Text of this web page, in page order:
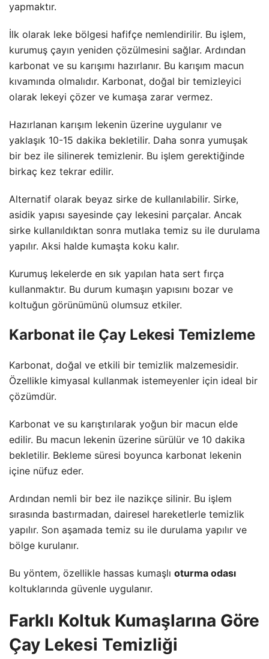
yapmaktır.
İlk olarak leke bölgesi hafifçe nemlendirilir. Bu işlem,
kurumuş çayın yeniden çözülmesini sağlar. Ardından
karbonat ve su karışımı hazırlanır. Bu karışım macun
kıvamında olmalıdır. Karbonat, doğal bir temizleyici
olarak lekeyi çözer ve kumaşa zarar vermez.
Hazırlanan karışım lekenin üzerine uygulanır ve
yaklaşık 10-15 dakika bekletilir. Daha sonra yumuşak
bir bez ile silinerek temizlenir. Bu işlem gerektiğinde
birkaç kez tekrar edilir.
Alternatif olarak beyaz sirke de kullanılabilir. Sirke,
asidik yapısı sayesinde çay lekesini parçalar. Ancak
sirke kullanıldıktan sonra mutlaka temiz su ile durulama
yapılır. Aksi halde kumaşta koku kalır.
Kurumuş lekelerde en sık yapılan hata sert fırça
kullanmaktır. Bu durum kumaşın yapısını bozar ve
koltuğun görünümünü olumsuz etkiler.
Karbonat ile Çay Lekesi Temizleme
Karbonat, doğal ve etkili bir temizlik malzemesidir.
Özellikle kimyasal kullanmak istemeyenler için ideal bir
çözümdür.
Karbonat ve su karıştırılarak yoğun bir macun elde
edilir. Bu macun lekenin üzerine sürülür ve 10 dakika
bekletilir. Bekleme süresi boyunca karbonat lekenin
içine nüfuz eder.
Ardından nemli bir bez ile nazikçe silinir. Bu işlem
sırasında bastırmadan, dairesel hareketlerle temizlik
yapılır. Son aşamada temiz su ile durulama yapılır ve
bölge kurulanır.
Bu yöntem, özellikle hassas kumaşlı oturma odası
koltuklarında güvenle uygulanır.
Farklı Koltuk Kumaşlarına Göre
Çay Lekesi Temizliği